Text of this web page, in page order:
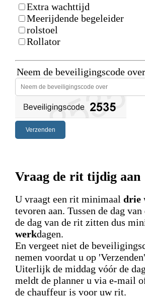
Extra wachttijd
Meerijdende begeleider
rolstoel
Rollator
Neem de beveiligingscode over
Vraag de rit tijdig aan
U vraagt een rit minimaal drie
tevoren aan. Tussen de dag van
de dag van de rit zitten dus
werkdagen.
En vergeet niet de
nemen voordat u op
Uiterlijk de middag vóór de
meldt de planner u via e-mail
de chauffeur is voor uw rit.